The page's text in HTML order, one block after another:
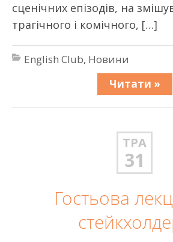
сценічних епізодів, на
трагічного і комічного, […]
English Club, Новини
Читати »
ТРА
31
Гостьова